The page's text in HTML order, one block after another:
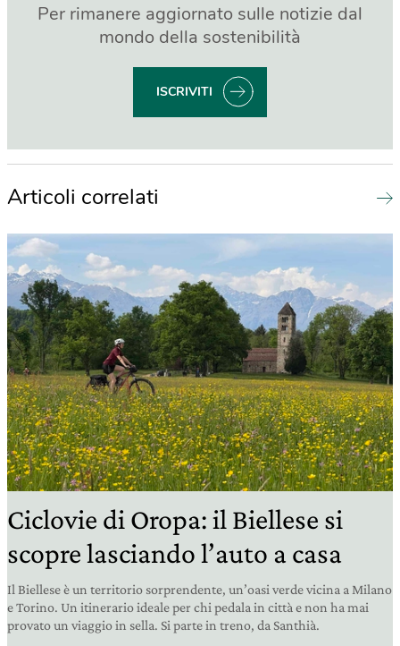
Per rimanere aggiornato sulle notizie dal
mondo della sostenibilità
ISCRIVITI
Articoli correlati
Ciclovie di Oropa: il Biellese si
scopre lasciando l’auto a casa
Il Biellese è un territorio sorprendente, un’oasi verde vicina a Milano
e Torino. Un itinerario ideale per chi pedala in città e non ha mai
provato un viaggio in sella. Si parte in treno, da Santhià.